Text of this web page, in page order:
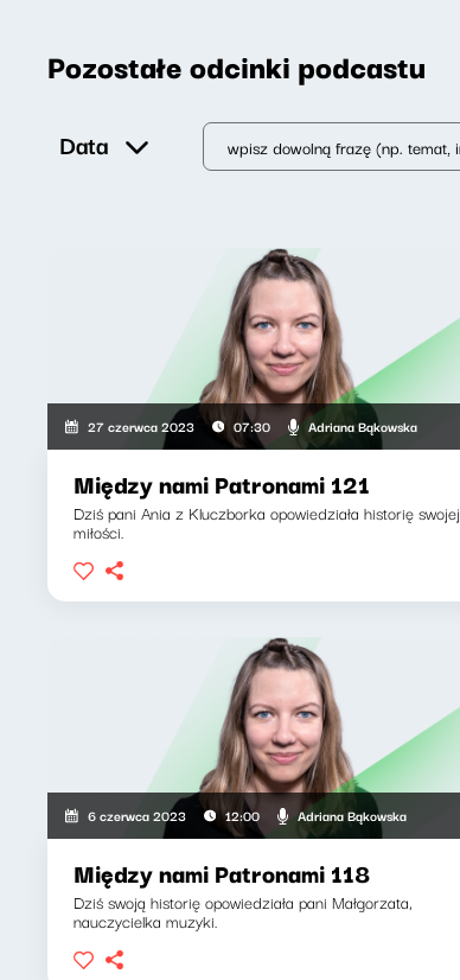
Pozostałe odcinki podcastu
Data
27 czerwca 2023 07:30 Adriana Bąkowska
Między nami Patronami 121
Dziś pani Ania z Kluczborka opowiedziała historię swojej
miłości.
6 czerwca 2023 12:00 Adriana Bąkowska
Między nami Patronami 118
Dziś swoją historię opowiedziała pani Małgorzata,
nauczycielka muzyki.